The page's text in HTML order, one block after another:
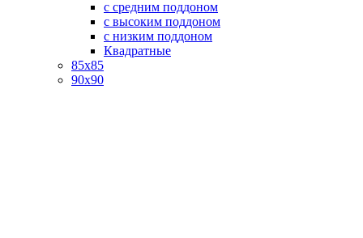
с средним поддоном
с высоким поддоном
с низким поддоном
Квадратные
85х85
90х90